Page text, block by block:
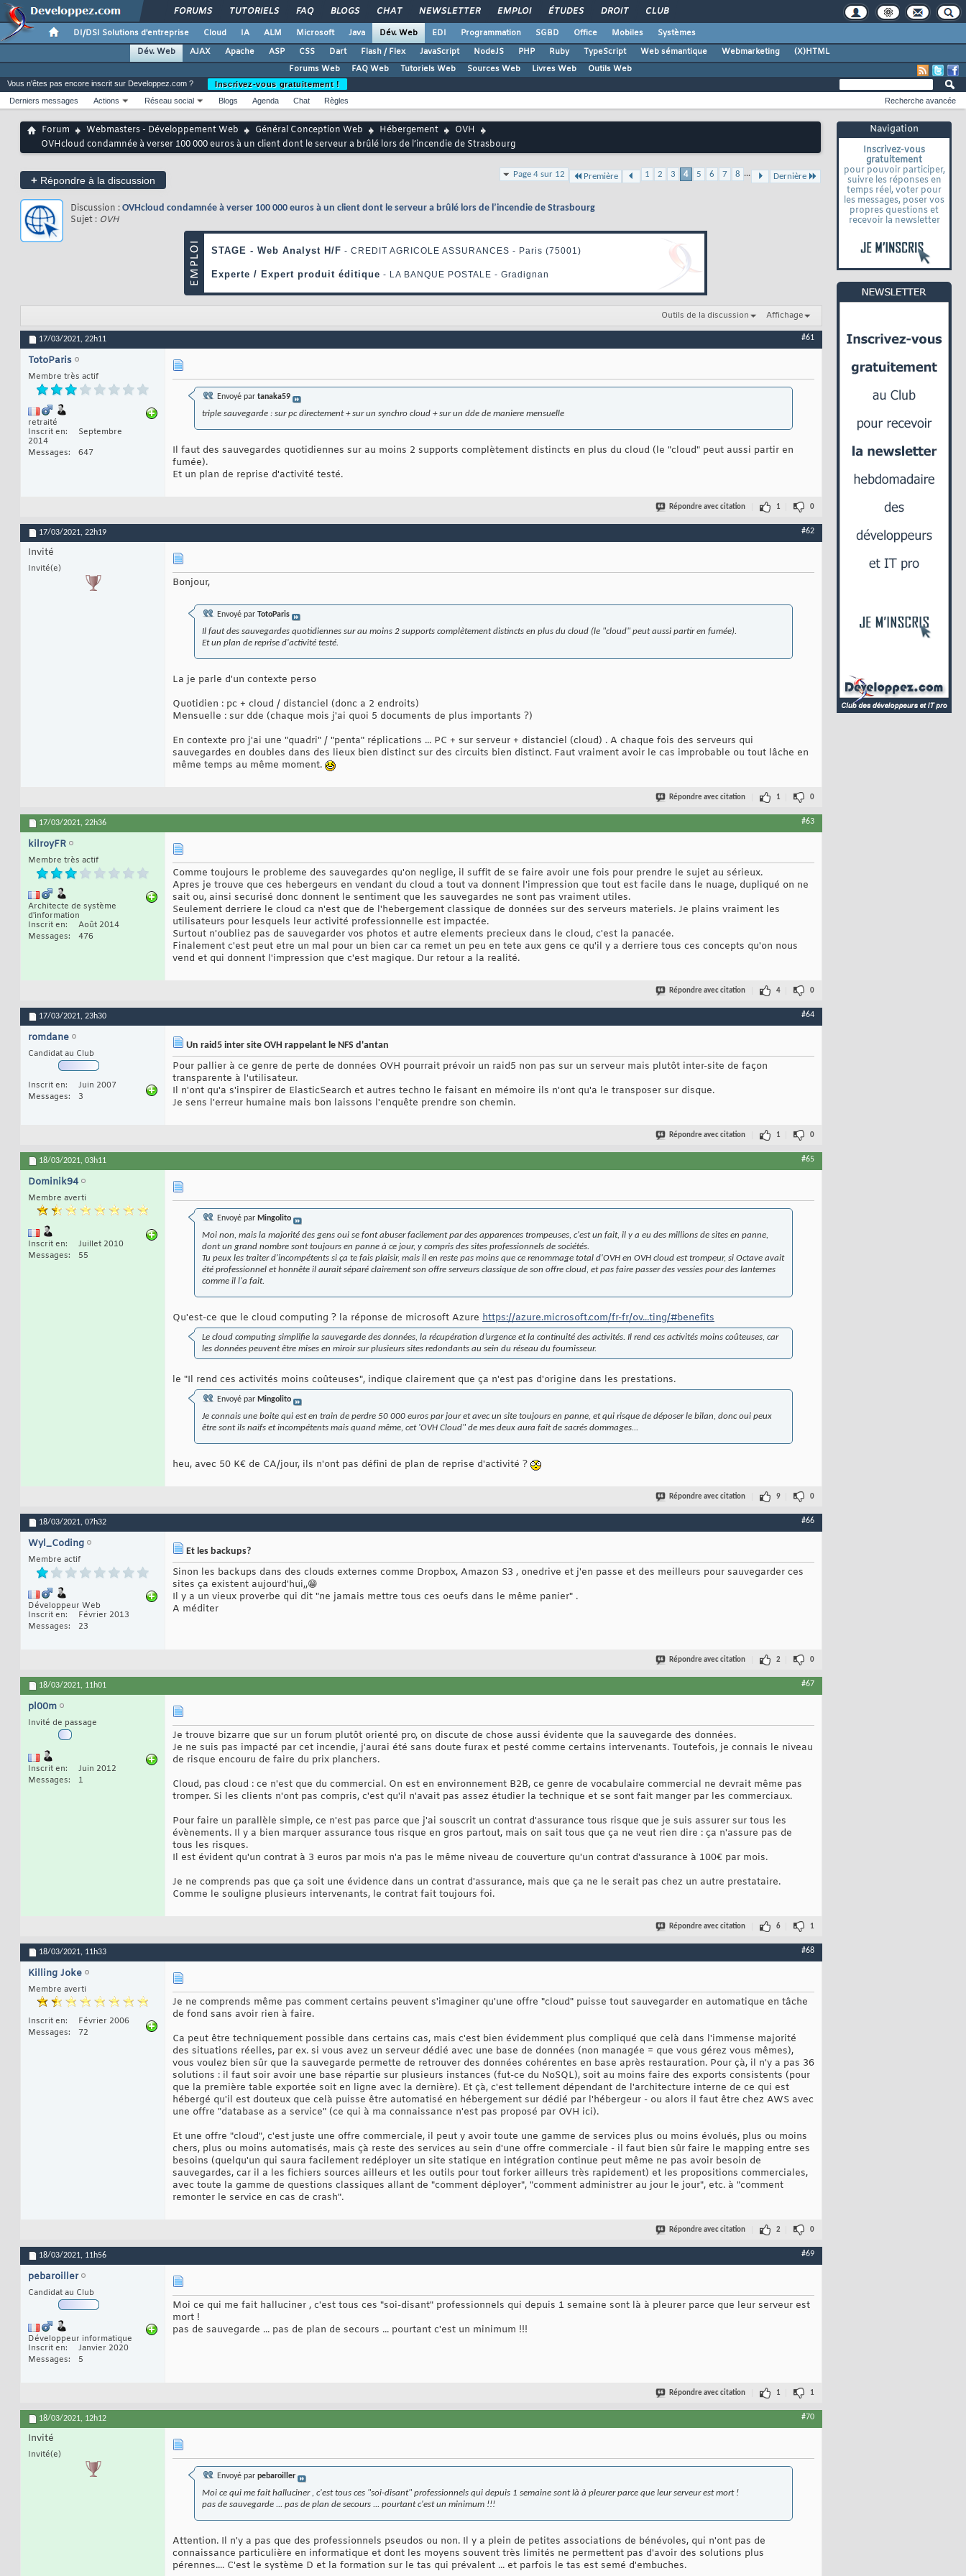
FORUMS TUTORIELS FAQ BLOGS CHAT NEWSLETTER EMPLOI ÉTUDES DROIT CLUB
DI/DSI Solutions d'entreprise Cloud IA ALM Microsoft Java Dév. Web EDI Programmation SGBD Office Mobiles
Systèmes
Dév. Web
AJAX Apache ASP CSS Dart Flash / Flex JavaScript NodeJS PHP Ruby TypeScript Web sémantique Webmarketing
(X)HTML
Forums Web
FAQ Web Tutoriels Web Sources Web Livres Web Outils Web
Navigation
Inscrivez-vous
gratuitement
pour pouvoir participer,
suivre les réponses en
temps réel, voter pour
les messages, poser vos
propres questions et
recevoir la newsletter
Vous n'êtes pas encore inscrit sur Developpez.com ?
Inscrivez-vous gratuitement !
Derniers messages
Actions Réseau social Blogs Agenda Chat Règles Recherche avancée
Forum Webmasters - Développement Web Général Conception Web Hébergement
OVH
OVHcloud condamnée à verser 100 000 euros à un client dont le serveur a brûlé lors de l’incendie de Strasbourg
+ Répondre à la discussion
Page 4 sur 12 Première 1 2 3 4 5 6 7 8 ... Dernière
Discussion : OVHcloud condamnée à verser 100 000 euros à un client dont le serveur a brûlé lors de l’incendie de Strasbourg
Sujet : OVH
Outils de la discussion Affichage
17/03/2021, 22h11 #61
TotoParis
Membre très actif
retraité
Inscrit en
Septembre
2014
Messages
647
Envoyé par tanaka59
triple sauvegarde : sur pc directement + sur un synchro cloud + sur un dde de maniere mensuelle
Il faut des sauvegardes quotidiennes sur au moins 2 supports complètement distincts en plus du cloud (le "cloud" peut aussi partir en
fumée).
Et un plan de reprise d'activité testé.
Répondre avec citation 1 0
17/03/2021, 22h19 #62
Invité
Invité(e)
Bonjour,
Envoyé par TotoParis
Il faut des sauvegardes quotidiennes sur au moins 2 supports complètement distincts en plus du cloud (le "cloud" peut aussi partir en fumée).
Et un plan de reprise d'activité testé.
La je parle d'un contexte perso
Quotidien : pc + cloud / distanciel (donc a 2 endroits)
Mensuelle : sur dde (chaque mois j'ai quoi 5 documents de plus importants ?)
En contexte pro j'ai une "quadri" / "penta" réplications ... PC + sur serveur + distanciel (cloud) . A chaque fois des serveurs qui
sauvegardes en doubles dans des lieux bien distinct sur des circuits bien distinct. Faut vraiment avoir le cas improbable ou tout lâche en
même temps au même moment.
Répondre avec citation 1 0
17/03/2021, 22h36 #63
kilroyFR
Membre très actif
Architecte de système
d'information
Inscrit en
Août 2014
Messages
476
Comme toujours le probleme des sauvegardes qu'on neglige, il suffit de se faire avoir une fois pour prendre le sujet au sérieux.
Apres je trouve que ces hebergeurs en vendant du cloud a tout va donnent l'impression que tout est facile dans le nuage, dupliqué on ne
sait ou, ainsi securisé donc donnent le sentiment que les sauvegardes ne sont pas vraiment utiles.
Seulement derriere le cloud ca n'est que de l'hebergement classique de données sur des serveurs materiels. Je plains vraiment les
utilisateurs pour lesquels leur activité professionnelle est impactée.
Surtout n'oubliez pas de sauvegarder vos photos et autre elements precieux dans le cloud, c'est la panacée.
Finalement c'est peut etre un mal pour un bien car ca remet un peu en tete aux gens ce qu'il y a derriere tous ces concepts qu'on nous
vend et qui donnent l'impression que c'est magique. Dur retour a la realité.
Répondre avec citation 4 0
17/03/2021, 23h30 #64
romdane
Candidat au Club
Inscrit en
Juin 2007
Messages
3
Un raid5 inter site OVH rappelant le NFS d'antan
Pour pallier à ce genre de perte de données OVH pourrait prévoir un raid5 non pas sur un serveur mais plutôt inter-site de façon
transparente à l'utilisateur.
Il n'ont qu'a s'inspirer de ElasticSearch et autres techno le faisant en mémoire ils n'ont qu'a le transposer sur disque.
Je sens l'erreur humaine mais bon laissons l'enquête prendre son chemin.
Répondre avec citation 1 0
18/03/2021, 03h11 #65
Dominik94
Membre averti
Inscrit en
Juillet 2010
Messages
55
Envoyé par Mingolito
Moi non, mais la majorité des gens oui se font abuser facilement par des apparences trompeuses, c'est un fait, il y a eu des millions de sites en panne,
dont un grand nombre sont toujours en panne à ce jour, y compris des sites professionnels de sociétés.
Tu peux les traiter d'incompétents si ça te fais plaisir, mais il en reste pas moins que ce renommage total d'OVH en OVH cloud est trompeur, si Octave avait
été professionnel et honnête il aurait séparé clairement son offre serveurs classique de son offre cloud, et pas faire passer des vessies pour des lanternes
comme il l'a fait.
Qu'est-ce que le cloud computing ? la réponse de microsoft Azure https://azure.microsoft.com/fr-fr/ov...ting/#benefits
Le cloud computing simplifie la sauvegarde des données, la récupération d’urgence et la continuité des activités. Il rend ces activités moins coûteuses, car
les données peuvent être mises en miroir sur plusieurs sites redondants au sein du réseau du fournisseur.
le "Il rend ces activités moins coûteuses", indique clairement que ça n'est pas d'origine dans les prestations.
Envoyé par Mingolito
Je connais une boite qui est en train de perdre 50 000 euros par jour et avec un site toujours en panne, et qui risque de déposer le bilan, donc oui peux
être sont ils naïfs et incompétents mais quand même, cet 'OVH Cloud" de mes deux aura fait de sacrés dommages...
heu, avec 50 K€ de CA/jour, ils n'ont pas défini de plan de reprise d'activité ?
Répondre avec citation 9 0
18/03/2021, 07h32 #66
Wyl_Coding
Membre actif
Développeur Web
Inscrit en
Février 2013
Messages
23
Et les backups?
Sinon les backups dans des clouds externes comme Dropbox, Amazon S3 , onedrive et j'en passe et des meilleurs pour sauvegarder ces
sites ça existent aujourd'hui,,😁
Il y a un vieux proverbe qui dit "ne jamais mettre tous ces oeufs dans le même panier" .
A méditer
Répondre avec citation 2 0
18/03/2021, 11h01 #67
pl00m
Invité de passage
Inscrit en
Juin 2012
Messages
1
Je trouve bizarre que sur un forum plutôt orienté pro, on discute de chose aussi évidente que la sauvegarde des données.
Je ne suis pas impacté par cet incendie, j'aurai été sans doute furax et pesté comme certains intervenants. Toutefois, je connais le niveau
de risque encouru de faire du prix planchers.
Cloud, pas cloud : ce n'est que du commercial. On est en environnement B2B, ce genre de vocabulaire commercial ne devrait même pas
tromper. Si les clients n'ont pas compris, c'est qu'il n'avait pas assez étudier la technique et se sont fait manger par les commerciaux.
Pour faire un parallèle simple, ce n'est pas parce que j'ai souscrit un contrat d'assurance tous risque que je suis assurer sur tous les
évènements. Il y a bien marquer assurance tous risque en gros partout, mais on sait tous que ça ne veut rien dire : ça n'assure pas de
tous les risques.
Il est évident qu'un contrat à 3 euros par mois n'a pas le même niveau de couverture qu'un contrat d'assurance à 100€ par mois.
Je ne comprends pas que ça soit une évidence dans un contrat d'assurance, mais que ça ne le serait pas chez un autre prestataire.
Comme le souligne plusieurs intervenants, le contrat fait toujours foi.
Répondre avec citation 6 1
18/03/2021, 11h33 #68
Killing Joke
Membre averti
Inscrit en
Février 2006
Messages
72
Je ne comprends même pas comment certains peuvent s'imaginer qu'une offre "cloud" puisse tout sauvegarder en automatique en tâche
de fond sans avoir rien à faire.
Ca peut être techniquement possible dans certains cas, mais c'est bien évidemment plus compliqué que celà dans l'immense majorité
des situations réelles, par ex. si vous avez un serveur dédié avec une base de données (non managée = que vous gérez vous mêmes),
vous voulez bien sûr que la sauvegarde permette de retrouver des données cohérentes en base après restauration. Pour çà, il n'y a pas 36
solutions : il faut soir avoir une base répartie sur plusieurs instances (fut-ce du NoSQL), soit au moins faire des exports consistents (pour
que la première table exportée soit en ligne avec la dernière). Et çà, c'est tellement dépendant de l'architecture interne de ce qui est
hébergé qu'il est douteux que celà puisse être automatisé en hébergement sur dédié par l'hébergeur - ou alors il faut être chez AWS avec
une offre "database as a service" (ce qui à ma connaissance n'est pas proposé par OVH ici).
Et une offre "cloud", c'est juste une offre commerciale, il peut y avoir toute une gamme de services plus ou moins évolués, plus ou moins
chers, plus ou moins automatisés, mais çà reste des services au sein d'une offre commerciale - il faut bien sûr faire le mapping entre ses
besoins (quelqu'un qui saura facilement redéployer un site statique en intégration continue peut même ne pas avoir besoin de
sauvegardes, car il a les fichiers sources ailleurs et les outils pour tout forker ailleurs très rapidement) et les propositions commerciales,
avec toute la gamme de questions classiques allant de "comment déployer", "comment administrer au jour le jour", etc. à "comment
remonter le service en cas de crash".
Répondre avec citation 2 0
18/03/2021, 11h56 #69
pebaroiller
Candidat au Club
Développeur informatique
Inscrit en
Janvier 2020
Messages
5
Moi ce qui me fait halluciner , c'est tous ces "soi-disant" professionnels qui depuis 1 semaine sont là à pleurer parce que leur serveur est
mort !
pas de sauvegarde ... pas de plan de secours ... pourtant c'est un minimum !!!
Répondre avec citation 1 1
18/03/2021, 12h12 #70
Invité
Invité(e)
Envoyé par pebaroiller
Moi ce qui me fait halluciner , c'est tous ces "soi-disant" professionnels qui depuis 1 semaine sont là à pleurer parce que leur serveur est mort !
pas de sauvegarde ... pas de plan de secours ... pourtant c'est un minimum !!!
Attention. Il n'y a pas que des professionnels pseudos ou non. Il y a plein de petites associations de bénévoles, qui n'ont pas de
connaissance particulière en informatique et dont les moyens souvent très limités ne permettent pas d'avoir des solutions plus
pérennes.... C'est le système D et la formation sur le tas qui prévalent ... et parfois le tas est semé d'embuches.